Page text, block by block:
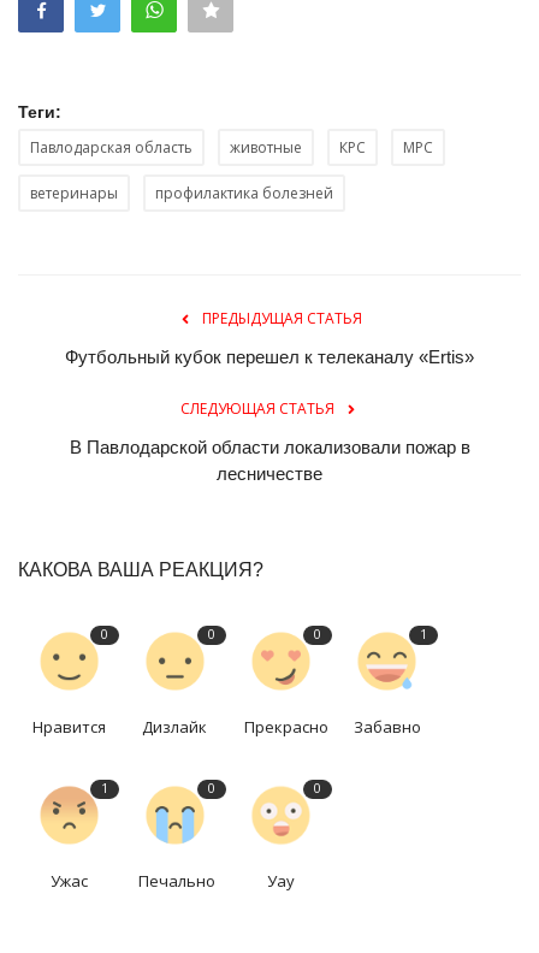
Теги:
Павлодарская область животные КРС МРС
ветеринары профилактика болезней
ПРЕДЫДУЩАЯ СТАТЬЯ
Футбольный кубок перешел к телеканалу «Ertis»
СЛЕДУЮЩАЯ СТАТЬЯ
В Павлодарской области локализовали пожар в
лесничестве
КАКОВА ВАША РЕАКЦИЯ?
0
Нравится
0
Дизлайк
0
Прекрасно
1
Забавно
1
Ужас
0
Печально
0
Уау